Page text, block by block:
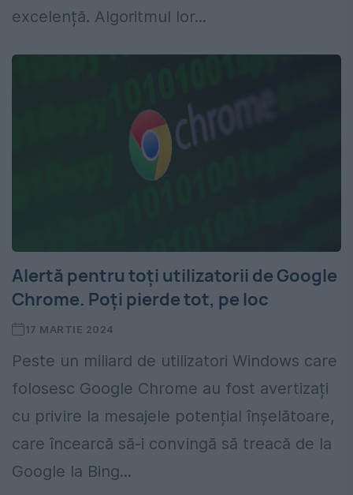
excelență. Algoritmul lor...
Alertă pentru toți utilizatorii de Google
Chrome. Poți pierde tot, pe loc
17 MARTIE 2024
Peste un miliard de utilizatori Windows care
folosesc Google Chrome au fost avertizați
cu privire la mesajele potențial înșelătoare,
care încearcă să-i convingă să treacă de la
Google la Bing...